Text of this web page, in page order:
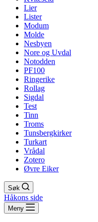
Lier
Lister
Modum
Molde
Nesbyen
Nore og Uvdal
Notodden
PF100
Ringerike
Rollag
Sigdal
Test
Tinn
Troms
Tunsbergkirker
Turkart
Vrådal
Zotero
Øvre Eiker
Søk
Håkons side
Meny